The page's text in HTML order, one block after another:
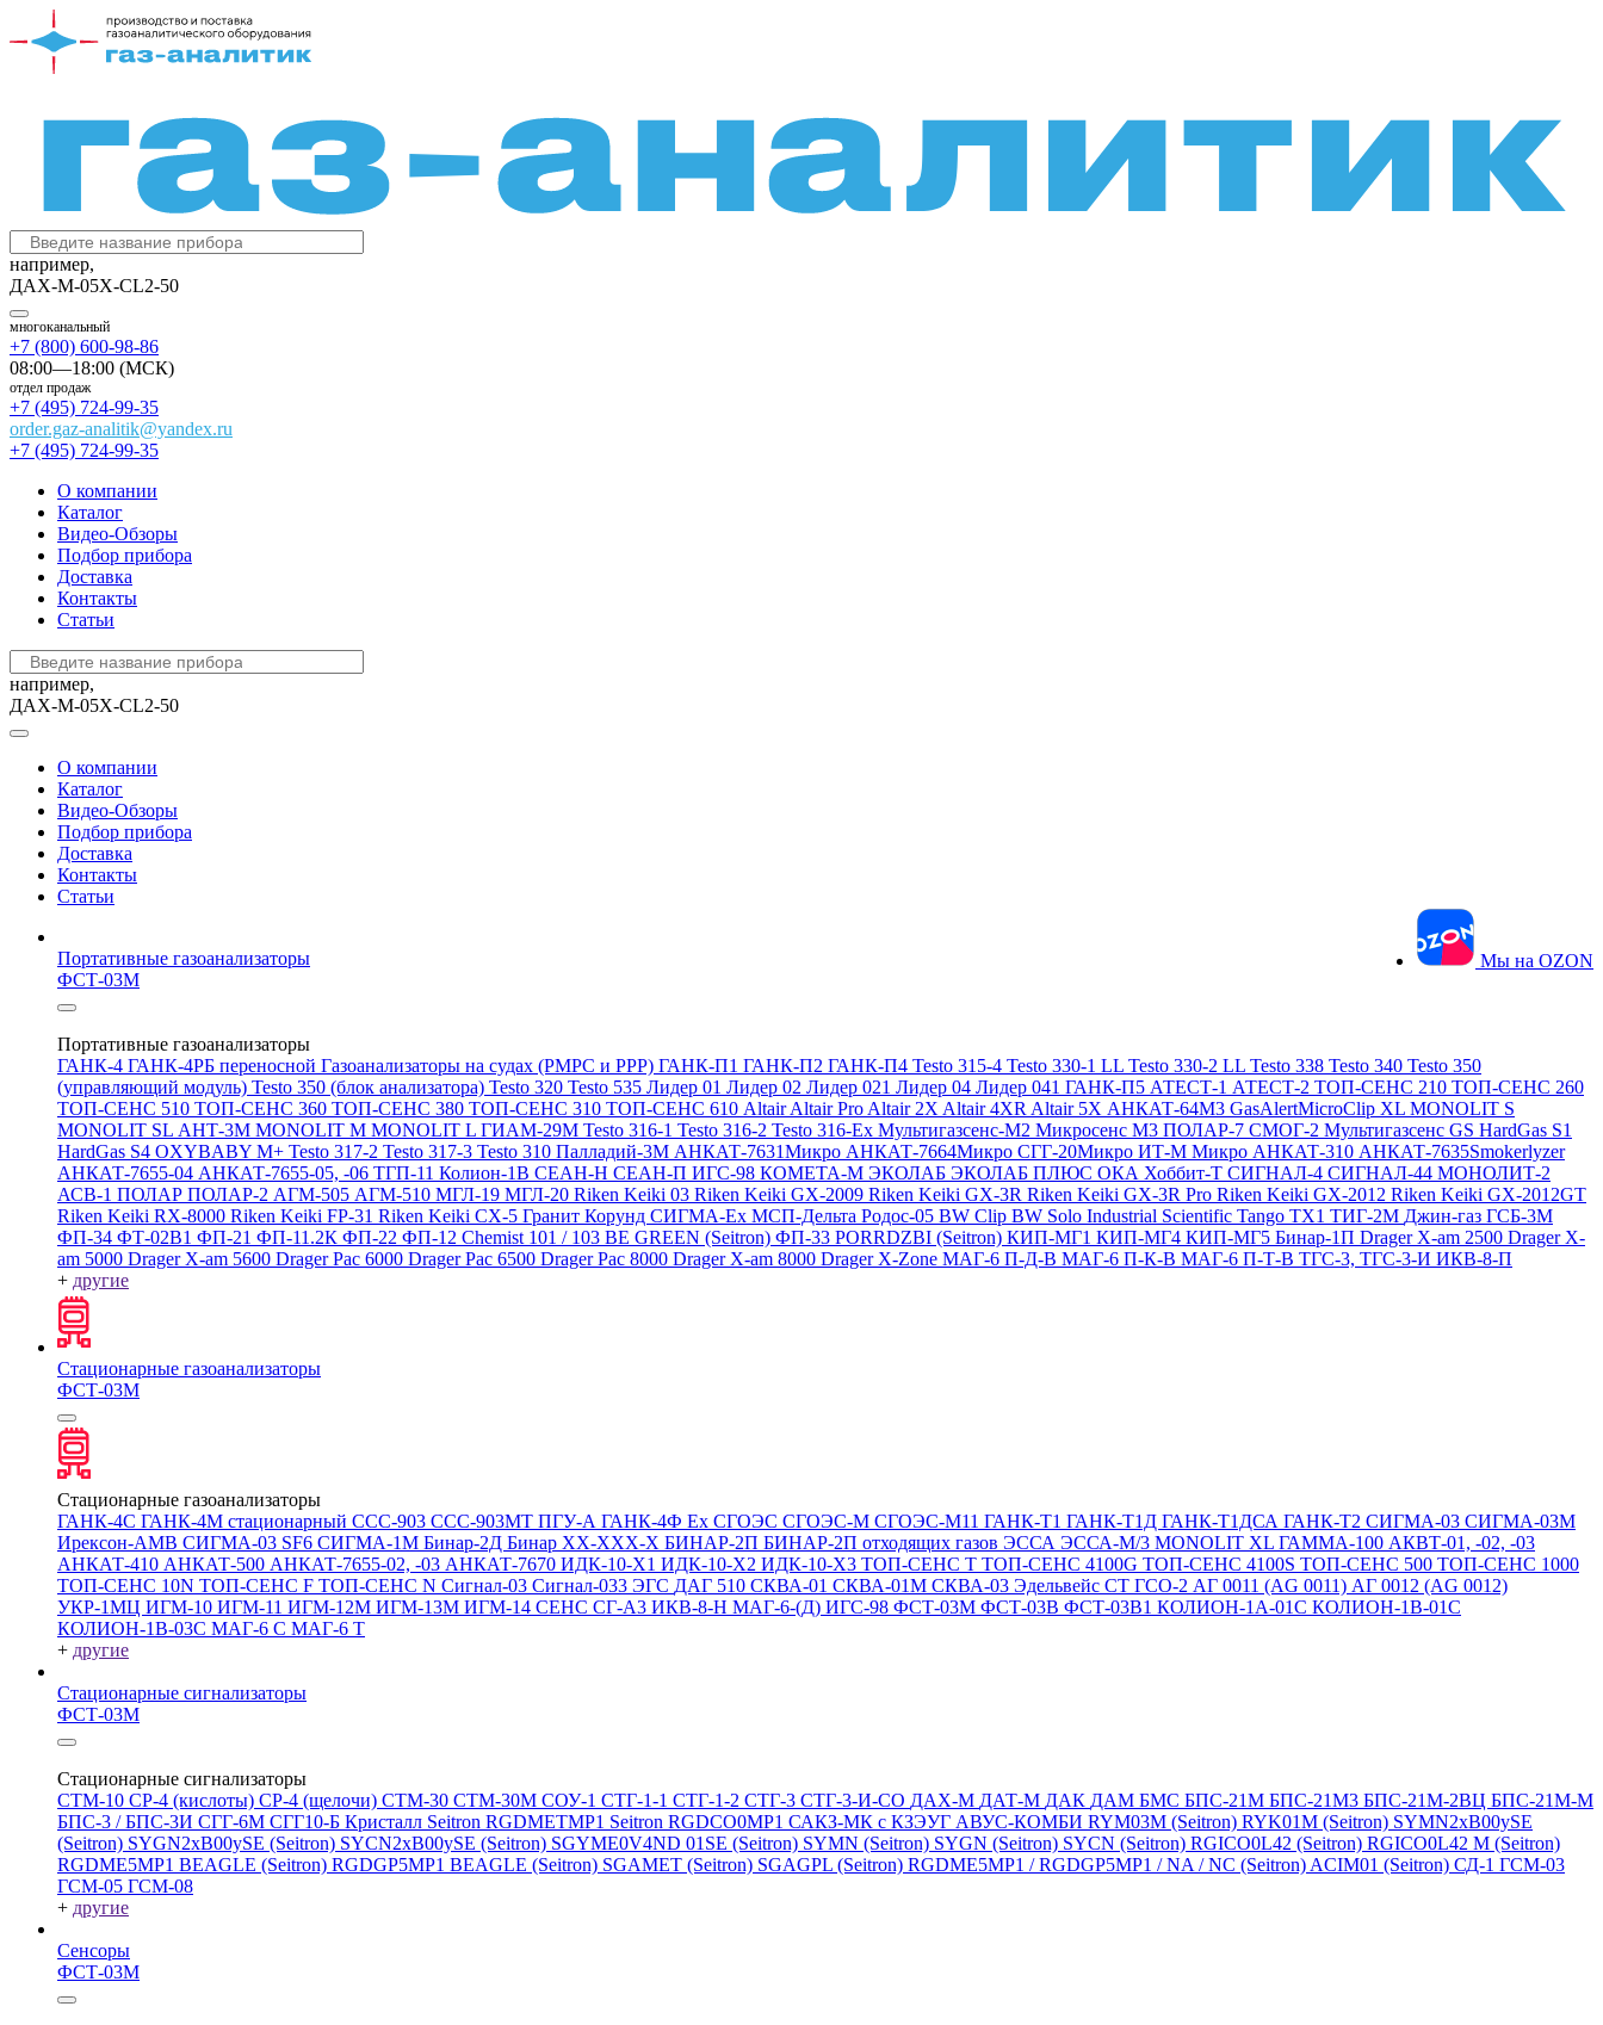
например,
ДАХ-М-05Х-CL2-50
многоканальный
+7 (800) 600-98-86
08:00—18:00 (МСК)
отдел продаж
+7 (495) 724-99-35
order.gaz-analitik@yandex.ru
+7 (495) 724-99-35
О компании
Каталог
Видео-Обзоры
Подбор прибора
Доставка
Контакты
Статьи
например,
ДАХ-М-05Х-CL2-50
О компании
Каталог
Видео-Обзоры
Подбор прибора
Доставка
Контакты
Статьи
Мы на OZON
Портативные газоанализаторы
ФСТ-03М
Портативные газоанализаторы
ГАНК-4 ГАНК-4РБ переносной Газоанализаторы на судах (РМРС и РРР) ГАНК-П1 ГАНК-П2 ГАНК-П4 Testo 315-4 Testo 330-1 LL Testo 330-2 LL Testo 338 Testo 340 Testo 350
(управляющий модуль) Testo 350 (блок анализатора) Testo 320 Testo 535 Лидер 01 Лидер 02 Лидер 021 Лидер 04 Лидер 041 ГАНК-П5 АТЕСТ-1 АТЕСТ-2 ТОП-СЕНС 210 ТОП-СЕНС 260
ТОП-СЕНС 510 ТОП-СЕНС 360 ТОП-СЕНС 380 ТОП-СЕНС 310 ТОП-СЕНС 610 AltairAltair Pro Altair 2X Altair 4XR Altair 5X АНКАТ-64М3 GasAlertMicroClip XL MONOLIT S
MONOLIT SL АНТ-3М MONOLIT M MONOLIT L ГИАМ-29М Testo 316-1 Testo 316-2 Testo 316-Ex Мультигазсенс-М2 Микросенс М3 ПОЛАР-7 СМОГ-2 Мультигазсенс GS HardGas S1
HardGas S4 OXYBABY M+ Testo 317-2 Testo 317-3 Testo 310 Палладий-3М АНКАТ-7631Микро АНКАТ-7664Микро СГГ-20Микро ИТ-М Микро АНКАТ-310 АНКАТ-7635Smokerlyzer
АНКАТ-7655-04 АНКАТ-7655-05, -06 ТГП-11 Колион-1В СЕАН-Н СЕАН-П ИГС-98 КОМЕТА-М ЭКОЛАБ ЭКОЛАБ ПЛЮС ОКА Хоббит-Т СИГНАЛ-4 СИГНАЛ-44 МОНОЛИТ-2
АСВ-1 ПОЛАР ПОЛАР-2 АГМ-505 АГМ-510 МГЛ-19 МГЛ-20 Riken Keiki 03 Riken Keiki GX-2009 Riken Keiki GX-3R Riken Keiki GX-3R Pro Riken Keiki GX-2012 Riken Keiki GX-2012GT
Riken Keiki RX-8000 Riken Keiki FP-31 Riken Keiki CX-5 Гранит Корунд СИГМА-Ех МСП-Дельта Родос-05 BW Clip BW Solo Industrial Scientific Tango TX1 ТИГ-2М Джин-газ ГСБ-3М
ФП-34 ФТ-02В1 ФП-21 ФП-11.2К ФП-22 ФП-12 Chemist 101 / 103 BE GREEN (Seitron) ФП-33 PORRDZBI (Seitron) КИП-МГ1 КИП-МГ4 КИП-МГ5 Бинар-1П Drager X-am 2500 Drager X-
am 5000 Drager X-am 5600 Drager Pac 6000 Drager Pac 6500 Drager Pac 8000 Drager X-am 8000 Drager X-Zone МАГ-6 П-Д-В МАГ-6 П-К-В МАГ-6 П-Т-В ТГС-3, ТГС-3-И ИКВ-8-П
+ другие
Стационарные газоанализаторы
ФСТ-03М
Стационарные газоанализаторы
ГАНК-4С ГАНК-4М стационарный ССС-903 ССС-903МТ ПГУ-А ГАНК-4Ф Ex СГОЭС СГОЭС-М СГОЭС-М11 ГАНК-Т1 ГАНК-Т1Д ГАНК-Т1ДСА ГАНК-Т2 СИГМА-03 СИГМА-03М
Ирексон-АМВ СИГМА-03 SF6 СИГМА-1М Бинар-2Д Бинар ХХ-ХХХ-Х БИНАР-2П БИНАР-2П отходящих газов ЭССА ЭССА-М/3 MONOLIT XL ГАММА-100 АКВТ-01, -02, -03
АНКАТ-410 АНКАТ-500 АНКАТ-7655-02, -03 АНКАТ-7670 ИДК-10-Х1 ИДК-10-Х2 ИДК-10-Х3 ТОП-СЕНС Т ТОП-СЕНС 4100G ТОП-СЕНС 4100S ТОП-СЕНС 500 ТОП-СЕНС 1000
ТОП-СЕНС 10N ТОП-СЕНС F ТОП-СЕНС N Сигнал-03 Сигнал-033 ЭГС ДАГ 510 СКВА-01 СКВА-01М СКВА-03 Эдельвейс СТ ГСО-2 АГ 0011 (AG 0011) АГ 0012 (AG 0012)
УКР-1МЦ ИГМ-10 ИГМ-11 ИГМ-12М ИГМ-13М ИГМ-14 СЕНС СГ-А3 ИКВ-8-Н МАГ-6-(Д) ИГС-98 ФСТ-03М ФСТ-03В ФСТ-03В1 КОЛИОН-1А-01С КОЛИОН-1В-01С
КОЛИОН-1В-03С МАГ-6 С МАГ-6 Т
+ другие
Стационарные сигнализаторы
ФСТ-03М
Стационарные сигнализаторы
СТМ-10 СР-4 (кислоты) СР-4 (щелочи) СТМ-30 СТМ-30М СОУ-1 СТГ-1-1 СТГ-1-2 СТГ-3 СТГ-3-И-CO ДАХ-М ДАТ-М ДАК ДАМ БМС БПС-21М БПС-21М3 БПС-21М-2ВЦ БПС-21М-М
БПС-3 / БПС-3И СГГ-6М СГГ10-Б Кристалл Seitron RGDMETMP1 Seitron RGDCO0MP1 САКЗ-МК с КЗЭУГ АВУС-КОМБИ RYM03M (Seitron) RYK01M (Seitron) SYMN2хB00ySE
(Seitron) SYGN2xB00ySE (Seitron) SYCN2xB00ySE (Seitron) SGYME0V4ND 01SE (Seitron) SYMN (Seitron) SYGN (Seitron) SYCN (Seitron) RGICO0L42 (Seitron) RGICO0L42 M (Seitron)
RGDME5MP1 BEAGLE (Seitron) RGDGP5MP1 BEAGLE (Seitron) SGAMET (Seitron) SGAGPL (Seitron) RGDME5MP1 / RGDGP5MP1 / NA / NC (Seitron) ACIM01 (Seitron) СД-1 ГСМ-03
ГСМ-05 ГСМ-08
+ другие
Сенсоры
ФСТ-03М